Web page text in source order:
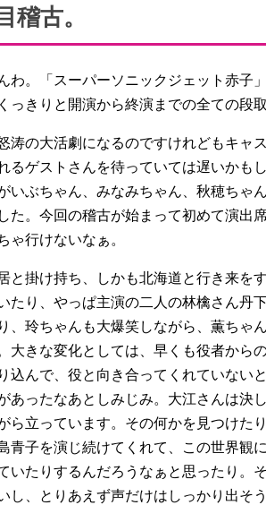
稽古。
わ。「スーパーソニックジェット赤子
っきりと開演から終演までの全ての段
涛の大活劇になるのですけれどもキャ
るゲストさんを待っていては遅いかも
いぶちゃん、みなみちゃん、秋穂ちゃ
た。今回の稽古が始まって初めて演出
ゃ行けないなぁ。
と掛け持ち、しかも北海道と行き来を
たり、やっぱ主演の二人の林檎さん丹
、玲ちゃんも大爆笑しながら、薫ちゃ
大きな変化としては、早くも役者から
込んで、役と向き合ってくれていない
あったなあとしみじみ。大江さんは決
ら立っています。その何かを見つけた
青子を演じ続けてくれて、この世界
いたりするんだろうなぁと思ったり。
し、とりあえず声だけはしっかり出そ